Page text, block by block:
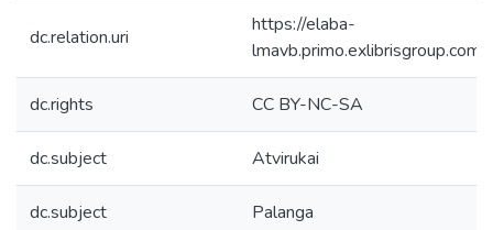
dc.relation.uri
https://elaba-
dc.rights CC BY-NC-SA
dc.subject Atvirukai
dc.subject Palanga